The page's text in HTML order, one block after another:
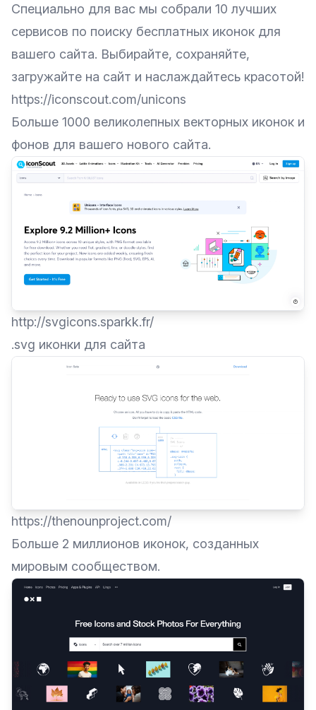
Специально для вас мы собрали 10 лучших
сервисов по поиску бесплатных иконок для
вашего сайта. Выбирайте, сохраняйте,
загружайте на сайт и наслаждайтесь красотой!
https://iconscout.com/unicons
Больше 1000 великолепных векторных иконок и
фонов для вашего нового сайта.
http://svgicons.sparkk.fr/
.svg иконки для сайта
https://thenounproject.com/
Больше 2 миллионов иконок, созданных
мировым сообществом.